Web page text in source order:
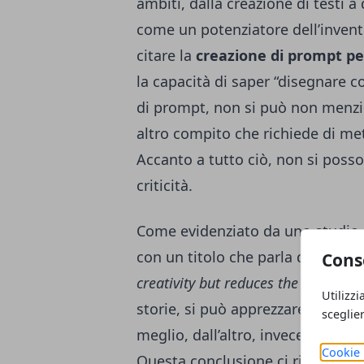
Cookie
come un potenziatore
citare la creazione di prompt
la capacità di saper “disegnare
di prompt, non si può non
altro compito che richiede di
Accanto a tutto ciò, non si
criticità.
Come evidenziato da uno
con un titolo che parla da solo,
creativity but reduces the diversity
storie, si può apprezzare un
meglio, dall’altro, invece, una